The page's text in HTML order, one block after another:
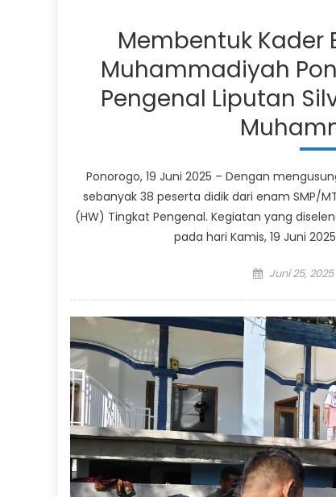
Membentuk Kader
Muhammadiyah
Pengenal Liputan
Ponorogo, 19 Juni 2025 – Dengan
sebanyak 38 peserta didik dari enam SMP/
(HW) Tingkat Pengenal. Kegiatan yang
pada hari Kamis, 19 Juni
Posted
Juni 25, 2025